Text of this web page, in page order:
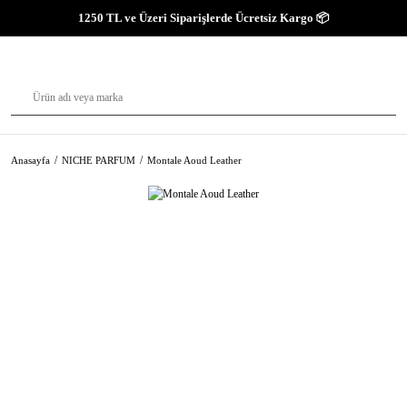
1250 TL ve Üzeri Siparişlerde Ücretsiz Kargo 📦
Anasayfa NICHE PARFUM Montale Aoud Leather